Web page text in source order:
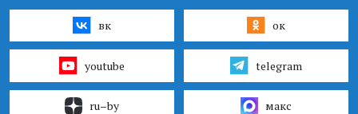
вк ок
youtube telegram
ru–by макс